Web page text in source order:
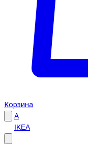
Корзина
A
IKEA